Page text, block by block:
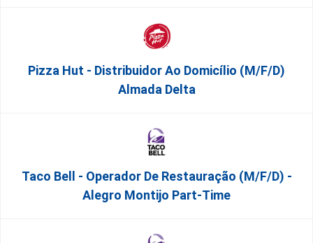
Pizza Hut - Distribuidor Ao Domicílio (m/f/d)
Almada Delta
Taco Bell - Operador De Restauração (m/f/d) -
Alegro Montijo Part-Time